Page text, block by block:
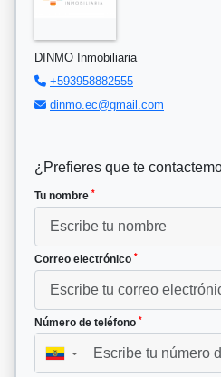
DINMO Inmobiliaria
+593958882555
dinmo.ec@gmail.com
¿Prefieres que te
Tu nombre *
Correo electrónico *
Número de teléfono *
▼